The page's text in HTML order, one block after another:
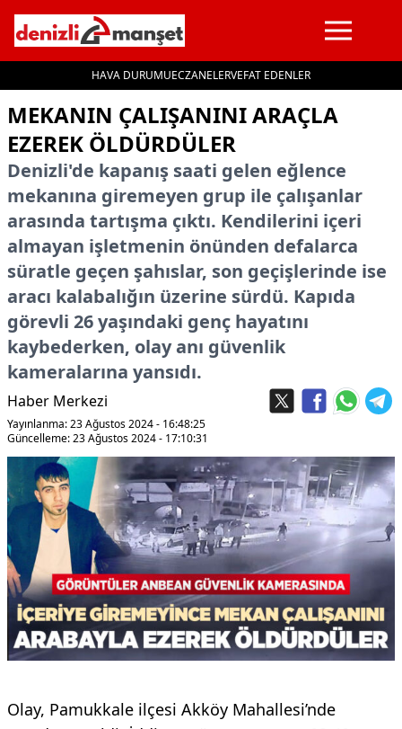
HAVA DURUMUECZANELERVEFAT EDENLER
MEKANIN ÇALIŞANINI ARAÇLA
EZEREK ÖLDÜRDÜLER
Denizli'de kapanış saati gelen eğlence
mekanına giremeyen grup ile çalışanlar
arasında tartışma çıktı. Kendilerini içeri
almayan işletmenin önünden defalarca
süratle geçen şahıslar, son geçişlerinde ise
aracı kalabalığın üzerine sürdü. Kapıda
görevli 26 yaşındaki genç hayatını
kaybederken, olay anı güvenlik
kameralarına yansıdı.
Haber Merkezi
Yayınlanma: 23 Ağustos 2024 - 16:48:25
Güncelleme: 23 Ağustos 2024 - 17:10:31
Olay, Pamukkale ilçesi Akköy Mahallesi’nde